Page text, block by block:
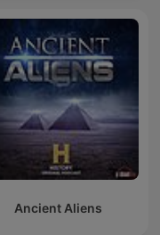
Ancient Aliens